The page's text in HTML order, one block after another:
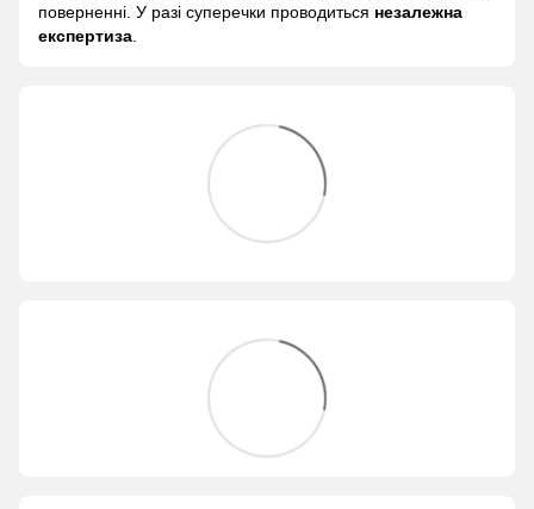
поверненні. У разі суперечки проводиться незалежна
експертиза